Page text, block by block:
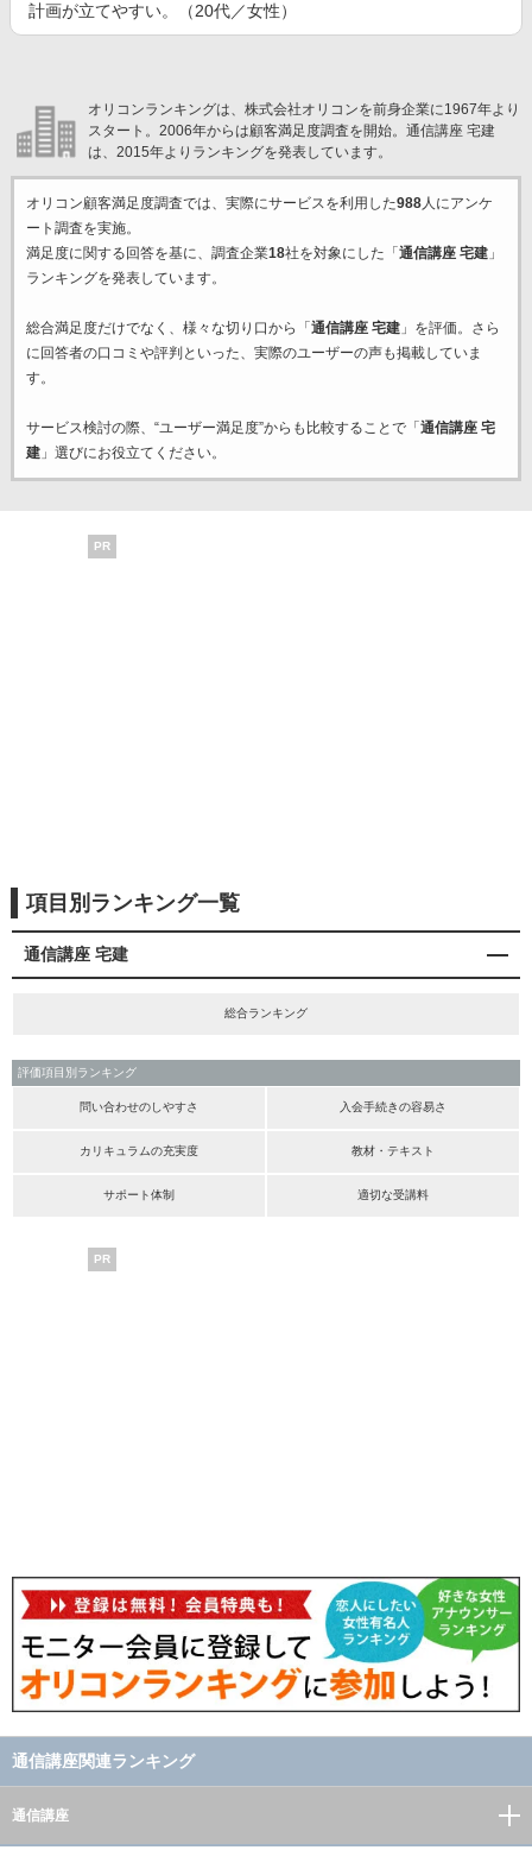
計画が立てやすい。（20代／女性）
オリコンランキングは、株式会社オリコンを前身企業に1967年より
スタート。2006年からは顧客満足度調査を開始。通信講座 宅建
は、2015年よりランキングを発表しています。
オリコン顧客満足度調査では、実際にサービスを利用した988人にアンケ
ート調査を実施。
満足度に関する回答を基に、調査企業18社を対象にした「 通信講座 宅建」
ランキングを発表しています。
総合満足度だけでなく、様々な切り口から「 通信講座 宅建」を評価。さら
に回答者の口コミや評判といった、実際のユーザーの声も掲載していま
す。
サービス検討の際、“ユーザー満足度”からも比較することで「 通信講座 宅
建」選びにお役立てください。
PR
項目別ランキング一覧
通信講座 宅建
総合ランキング
評価項目別ランキング
問い合わせのしやすさ 入会手続きの容易さ
カリキュラムの充実度 教材・テキスト
サポート体制 適切な受講料
PR
通信講座関連ランキング
通信講座